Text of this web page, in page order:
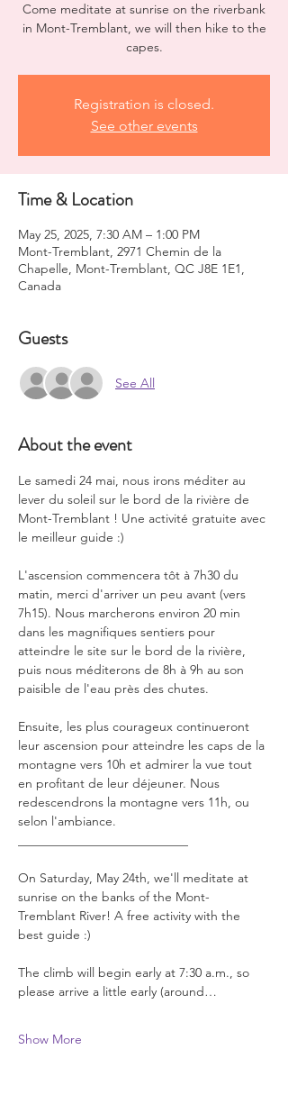
Come meditate at sunrise on the riverbank
in Mont-Tremblant, we will then hike to the
capes.
Registration is closed.
See other events
Time & Location
May 25, 2025, 7:30 AM – 1:00 PM
Mont-Tremblant, 2971 Chemin de la
Chapelle, Mont-Tremblant, QC J8E 1E1,
Canada
Guests
See All
About the event
Le samedi 24 mai, nous irons méditer au
lever du soleil sur le bord de la rivière de
Mont-Tremblant ! Une activité gratuite avec
le meilleur guide :)
L'ascension commencera tôt à 7h30 du
matin, merci d'arriver un peu avant (vers
7h15). Nous marcherons environ 20 min
dans les magnifiques sentiers pour
atteindre le site sur le bord de la rivière,
puis nous méditerons de 8h à 9h au son
paisible de l'eau près des chutes.
Ensuite, les plus courageux continueront
leur ascension pour atteindre les caps de la
montagne vers 10h et admirer la vue tout
en profitant de leur déjeuner. Nous
redescendrons la montagne vers 11h, ou
selon l'ambiance.
On Saturday, May 24th, we'll meditate at
sunrise on the banks of the Mont-
Tremblant River! A free activity with the
best guide :)
The climb will begin early at 7:30 a.m., so
please arrive a little early (around…
Show More